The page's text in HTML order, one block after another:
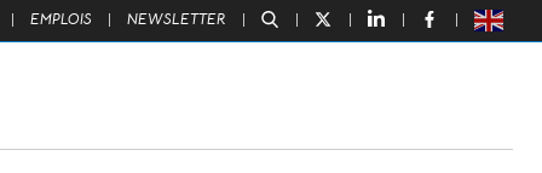
| EMPLOIS | NEWSLETTER | | | | |